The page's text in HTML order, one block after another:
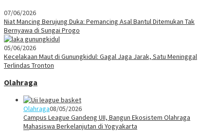
07/06/2026
Niat Mancing Berujung Duka: Pemancing Asal Bantul Ditemukan Tak
Bernyawa di Sungai Progo
05/06/2026
Kecelakaan Maut di Gunungkidul: Gagal Jaga Jarak, Satu Meninggal
Terlindas Tronton
Olahraga
Olahraga08/05/2026
Campus League Gandeng UII, Bangun Ekosistem Olahraga
Mahasiswa Berkelanjutan di Yogyakarta